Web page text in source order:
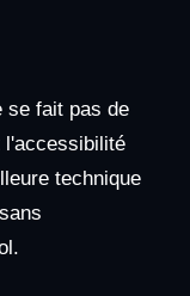
se fait pas de
l'accessibilité
technique